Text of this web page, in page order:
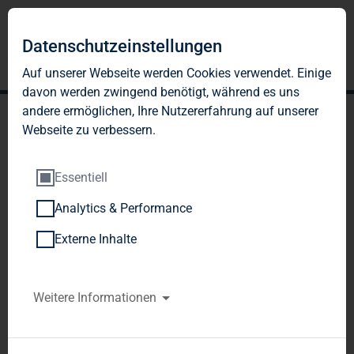
TAG Immobilien AG:
Veröffentlichung gemäß §
40 Abs. 1 WpHG mit dem
Verbreitung
Datenschutzeinstellungen
Auf unserer Webseite werden Cookies verwendet. Einige
davon werden zwingend benötigt, während es uns
andere ermöglichen, Ihre Nutzererfahrung auf unserer
Webseite zu verbessern.
Essentiell
Analytics & Performance
Externe Inhalte
Weitere Informationen